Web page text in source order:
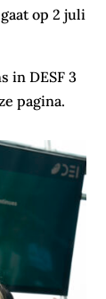
op 2 juli
in DESF 3
pagina.